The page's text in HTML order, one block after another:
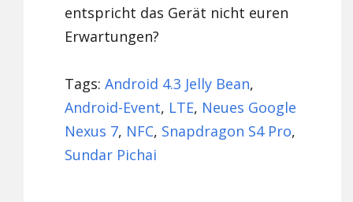
entspricht das Gerät nicht euren
Erwartungen?
Tags:Android 4.3 Jelly Bean,
Android-Event, LTE, Neues Google
Nexus 7, NFC, Snapdragon S4 Pro,
Sundar Pichai